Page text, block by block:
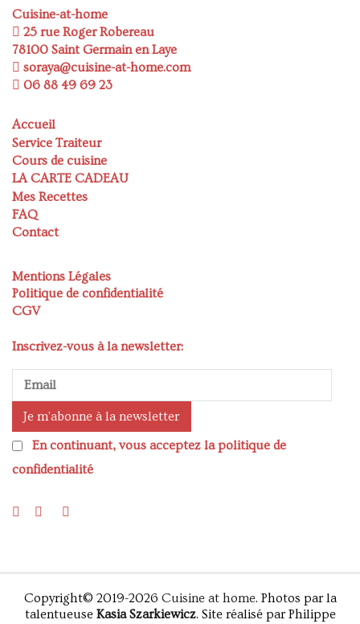
Cuisine-at-home
25 rue Roger Robereau
78100 Saint Germain en Laye
soraya@cuisine-at-home.com
06 88 49 69 23
Accueil
Service Traiteur
Cours de cuisine
LA CARTE CADEAU
Mes Recettes
FAQ
Contact
Mentions Légales
Politique de confidentialité
CGV
Inscrivez-vous à la newsletter:
En continuant, vous acceptez la politique de
confidentialité
Copyright© 2019-2026 Cuisine at home. Photos par la
talentueuse Kasia Szarkiewicz. Site réalisé par Philippe